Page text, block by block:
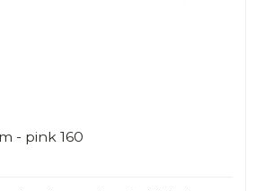
- pink 160